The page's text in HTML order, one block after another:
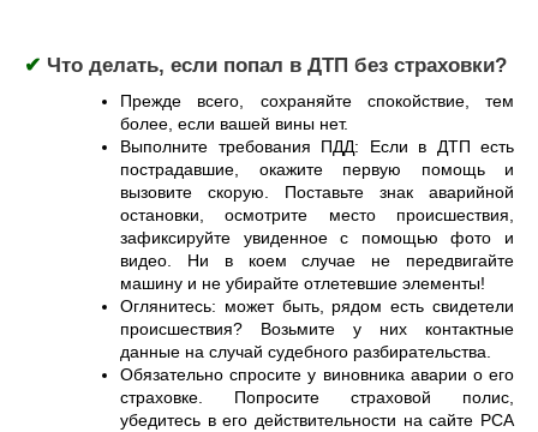
✔ Что делать, если попал в ДТП без страховки?
Прежде всего, сохраняйте спокойствие, тем
более, если вашей вины нет.
Выполните требования ПДД: Если в ДТП есть
пострадавшие, окажите первую помощь и
вызовите скорую. Поставьте знак аварийной
остановки, осмотрите место происшествия,
зафиксируйте увиденное с помощью фото и
видео. Ни в коем случае не передвигайте
машину и не убирайте отлетевшие элементы!
Оглянитесь: может быть, рядом есть свидетели
происшествия? Возьмите у них контактные
данные на случай судебного разбирательства.
Обязательно спросите у виновника аварии о его
страховке. Попросите страховой полис,
убедитесь в его действительности на сайте РСА